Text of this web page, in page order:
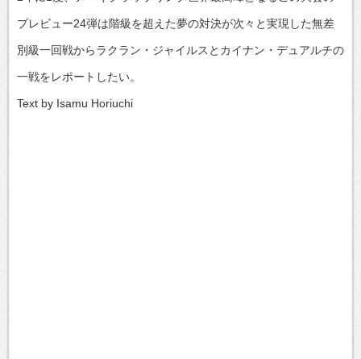
プレビュー24弾は階級を超えた夢の対決が次々と実現した無差
別級一回戦からラクラン・ジャイルスとカイナン・デュアルチの
一戦をレポートしたい。
Text by Isamu Horiuchi